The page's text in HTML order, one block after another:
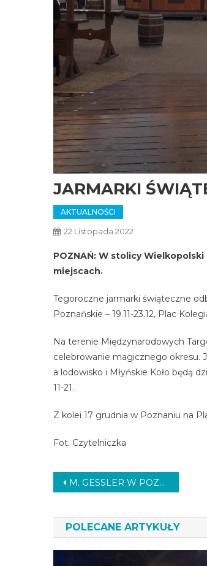
JARMARKI
AKTUALNOŚCI
22 Listopada 2022
POZNAŃ: W stolicy
miejscach.
Tegoroczne jarmarki świąteczne
Poznańskie – 19.11-23.12, Plac
Na terenie Międzynarodowych
celebrowanie magicznego okresu.
a lodowisko i Młyńskie Koło będą
11-21.
Z kolei 17 grudnia w Poznaniu na
Fot. Czytelniczka
Nawigacja
M. GESSLER W POZNANIU
POLECANE ARTYKUŁY